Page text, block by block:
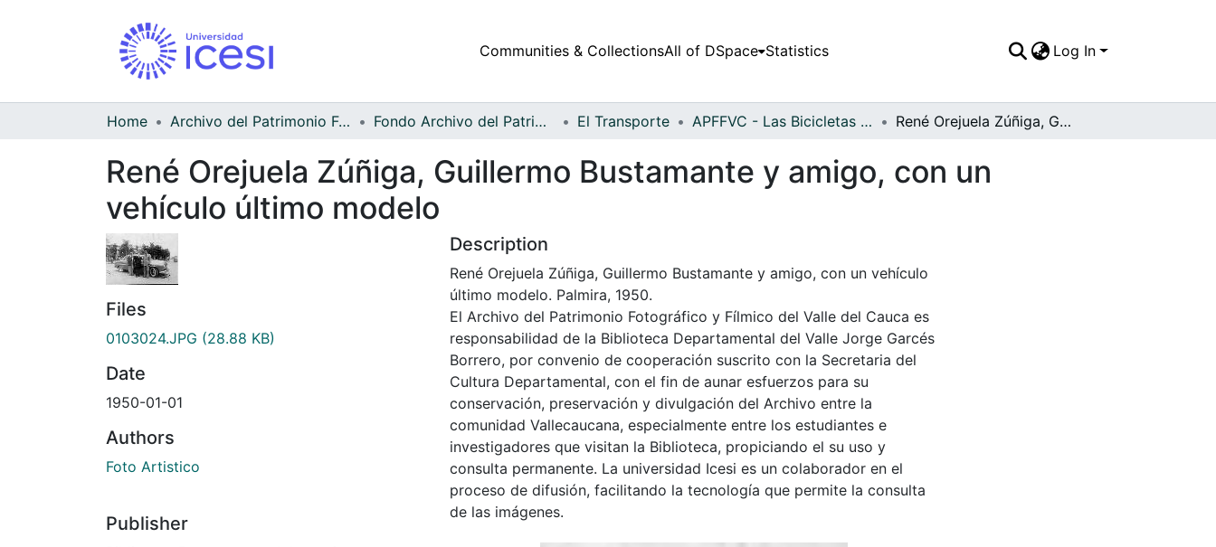
Communities & CollectionsAll of DSpace Statistics Log In
Home Archivo del Patrimonio Fotográfico y Fílmico del Valle del Cauca Fondo Archivo del Patrimonio Fotográfico y Fílmico del Valle del Cauca El Transporte APFFVC - Las Bicicletas y Ca - Patrimonial René Orejuela Zúñiga, Guillermo Bustamante y amigo, con un vehículo último modelo
René Orejuela Zúñiga, Guillermo Bustamante y amigo, con un
vehículo último modelo
Files
0103024.JPG (28.88 KB)
Date
1950-01-01
Authors
Foto Artistico
Publisher
Description
René Orejuela Zúñiga, Guillermo Bustamante y amigo, con un vehículo
último modelo. Palmira, 1950.
El Archivo del Patrimonio Fotográfico y Fílmico del Valle del Cauca es
responsabilidad de la Biblioteca Departamental del Valle Jorge Garcés
Borrero, por convenio de cooperación suscrito con la Secretaria del
Cultura Departamental, con el fin de aunar esfuerzos para su
conservación, preservación y divulgación del Archivo entre la
comunidad Vallecaucana, especialmente entre los estudiantes e
investigadores que visitan la Biblioteca, propiciando el su uso y
consulta permanente. La universidad Icesi es un colaborador en el
proceso de difusión, facilitando la tecnología que permite la consulta
de las imágenes.